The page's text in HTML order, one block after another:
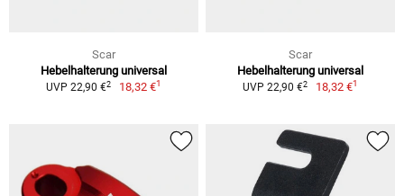
Scar
Hebelhalterung universal
UVP 22,90 €2 18,32 €1
Scar
Hebelhalterung universal
UVP 22,90 €2 18,32 €1